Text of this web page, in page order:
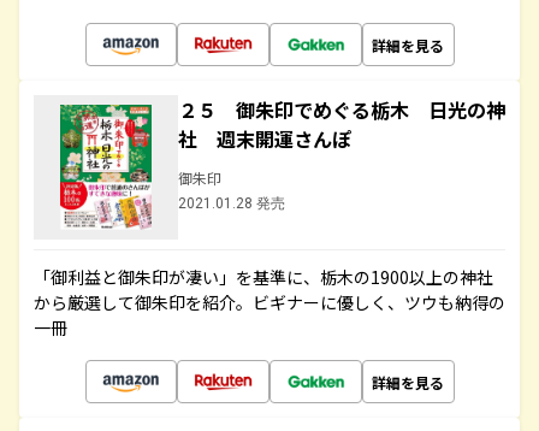
詳細を見る
２５ 御朱印でめぐる栃木 日光の神
社 週末開運さんぽ
御朱印
2021.01.28 発売
「御利益と御朱印が凄い」を基準に、栃木の1900以上の神社
から厳選して御朱印を紹介。ビギナーに優しく、ツウも納得の
一冊
詳細を見る